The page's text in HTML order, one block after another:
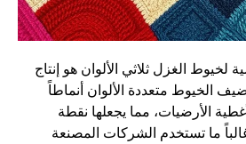
لخيوط الغزل ثلاثي الألوان هو إنتاج
الخيوط متعددة الألوان أنماطاً
الأرضيات، مما يجعلها نقطة
ما تستخدم الشركات المصنعة